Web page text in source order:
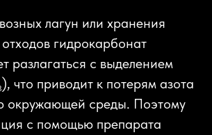
лагун или хранения
гидрокарбонат
разлагаться с выделением
что приводит к потерям азота
окружающей среды. Поэтому
с помощью препарата